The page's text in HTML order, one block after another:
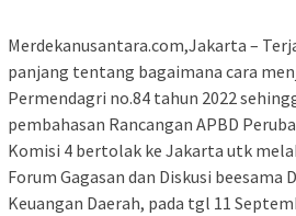
Merdekanusantara.com,Jakarta –
panjang tentang bagaimana cara
Permendagri no.84 tahun 2022
pembahasan Rancangan APBD
Komisi 4 bertolak ke Jakarta utk
Forum Gagasan dan Diskusi beesama
Keuangan Daerah, pada tgl 11